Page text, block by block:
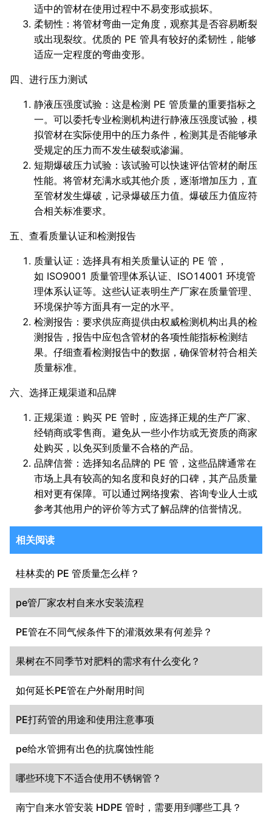
适中的管材在使用过程中不易变形或损坏。
柔韧性：将管材弯曲一定角度，观察其是否容易断裂
或出现裂纹。优质的 PE 管具有较好的柔韧性，能够
适应一定程度的弯曲变形。
四、进行压力测试
静液压强度试验：这是检测 PE 管质量的重要指标之
一。可以委托专业检测机构进行静液压强度试验，模
拟管材在实际使用中的压力条件，检测其是否能够承
受规定的压力而不发生破裂或渗漏。
短期爆破压力试验：该试验可以快速评估管材的耐压
性能。将管材充满水或其他介质，逐渐增加压力，直
至管材发生爆破，记录爆破压力值。爆破压力值应符
合相关标准要求。
五、查看质量认证和检测报告
质量认证：选择具有相关质量认证的 PE 管，
如 ISO9001 质量管理体系认证、ISO14001 环境管
理体系认证等。这些认证表明生产厂家在质量管理、
环境保护等方面具有一定的水平。
检测报告：要求供应商提供由权威检测机构出具的检
测报告，报告中应包含管材的各项性能指标检测结
果。仔细查看检测报告中的数据，确保管材符合相关
质量标准。
六、选择正规渠道和品牌
正规渠道：购买 PE 管时，应选择正规的生产厂家、
经销商或零售商。避免从一些小作坊或无资质的商家
处购买，以免买到质量不合格的产品。
品牌信誉：选择知名品牌的 PE 管，这些品牌通常在
市场上具有较高的知名度和良好的口碑，其产品质量
相对更有保障。可以通过网络搜索、咨询专业人士或
参考其他用户的评价等方式了解品牌的信誉情况。
相关阅读
桂林卖的 PE 管质量怎么样？
pe管厂家农村自来水安装流程
PE管在不同气候条件下的灌溉效果有何差异？
果树在不同季节对肥料的需求有什么变化？
如何延长PE管在户外耐用时间
PE打药管的用途和使用注意事项
pe给水管拥有出色的抗腐蚀性能
哪些环境下不适合使用不锈钢管？
南宁自来水管安装 HDPE 管时，需要用到哪些工具？